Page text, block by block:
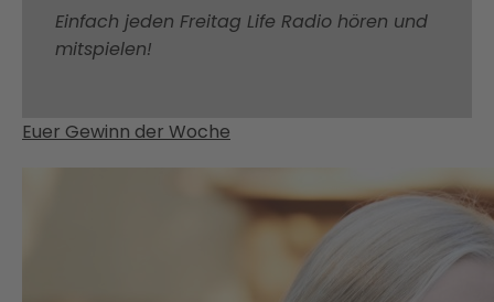
Einfach jeden Freitag Life Radio hören und
mitspielen!
Euer Gewinn der Woche